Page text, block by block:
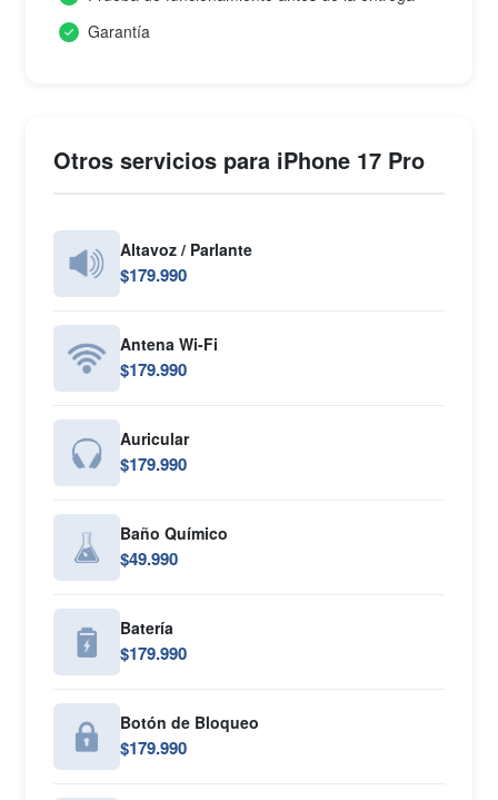
Garantía
Otros servicios para iPhone 17 Pro
Altavoz / Parlante
$179.990
Antena Wi-Fi
$179.990
Auricular
$179.990
Baño Químico
$49.990
Batería
$179.990
Botón de Bloqueo
$179.990